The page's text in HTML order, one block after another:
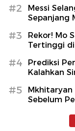
#2
Messi
Sepanjang
#3
Rekor! Mo
Tertinggi
#4
Prediksi
Kalahkan
#5
Mkhitaryan
Sebelum